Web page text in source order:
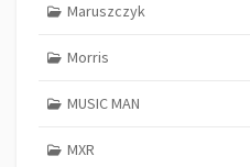
Maruszczyk
Morris
MUSIC MAN
MXR